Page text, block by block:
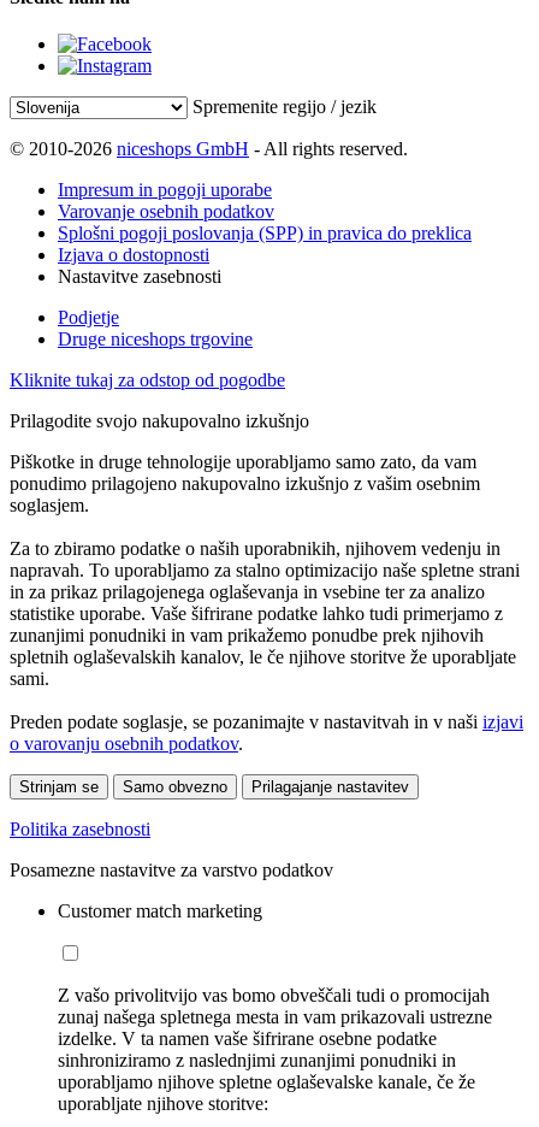
Spremenite regijo / jezik
© 2010-2026 niceshops GmbH - All rights reserved.
Impresum in pogoji uporabe
Varovanje osebnih podatkov
Splošni pogoji poslovanja (SPP) in pravica do preklica
Izjava o dostopnosti
Nastavitve zasebnosti
Podjetje
Druge niceshops trgovine
Kliknite tukaj za odstop od pogodbe
Prilagodite svojo nakupovalno izkušnjo
Piškotke in druge tehnologije uporabljamo samo zato, da vam
ponudimo prilagojeno nakupovalno izkušnjo z vašim osebnim
soglasjem.
Za to zbiramo podatke o naših uporabnikih, njihovem vedenju in
napravah. To uporabljamo za stalno optimizacijo naše spletne strani
in za prikaz prilagojenega oglaševanja in vsebine ter za analizo
statistike uporabe. Vaše šifrirane podatke lahko tudi primerjamo z
zunanjimi ponudniki in vam prikažemo ponudbe prek njihovih
spletnih oglaševalskih kanalov, le če njihove storitve že uporabljate
sami.
Preden podate soglasje, se pozanimajte v nastavitvah in v naši izjavi
o varovanju osebnih podatkov.
Strinjam se Samo obvezno Prilagajanje nastavitev
Politika zasebnosti
Posamezne nastavitve za varstvo podatkov
Customer match marketing
Z vašo privolitvijo vas bomo obveščali tudi o promocijah
zunaj našega spletnega mesta in vam prikazovali ustrezne
izdelke. V ta namen vaše šifrirane osebne podatke
sinhroniziramo z naslednjimi zunanjimi ponudniki in
uporabljamo njihove spletne oglaševalske kanale, če že
uporabljate njihove storitve: